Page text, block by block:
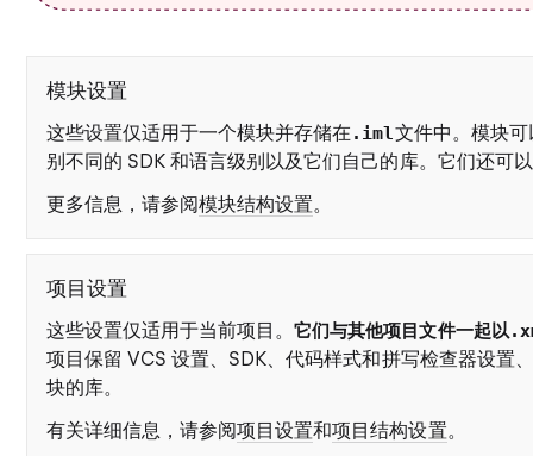
模块设置
这些设置仅适用于一个模块并存储在 .iml文件中。模块
别不同的 SDK 和语言级别以及它们自己的库。它们还可
更多信息，请参阅模块结构设置。
项目设置
这些设置仅适用于当前项目。它们与其他项目文件一起以
项目保留 VCS 设置、SDK、代码样式和拼写检查器设置
块的库。
有关详细信息，请参阅项目设置和项目结构设置。